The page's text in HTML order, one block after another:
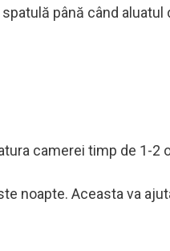
până când aluatul
camerei timp de 1-2
noapte. Aceasta va